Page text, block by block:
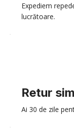
Expediem
lucrătoare.
Retur
Ai 30 de zile